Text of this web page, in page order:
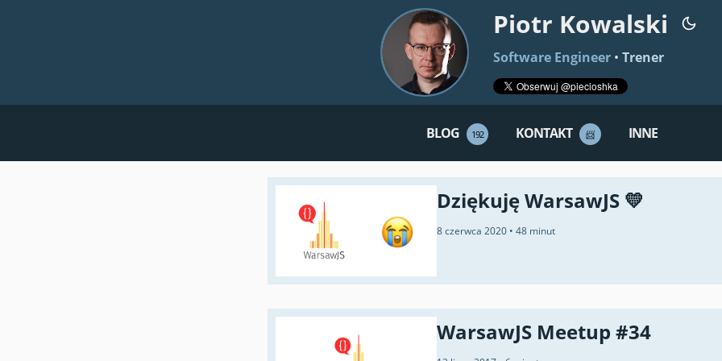
Piotr Kowalski
Software Engineer • Trener
BLOG 192 KONTAKT 📨 INNE
Dziękuję WarsawJS 💛
8 czerwca 2020 • 48 minut
WarsawJS Meetup #34